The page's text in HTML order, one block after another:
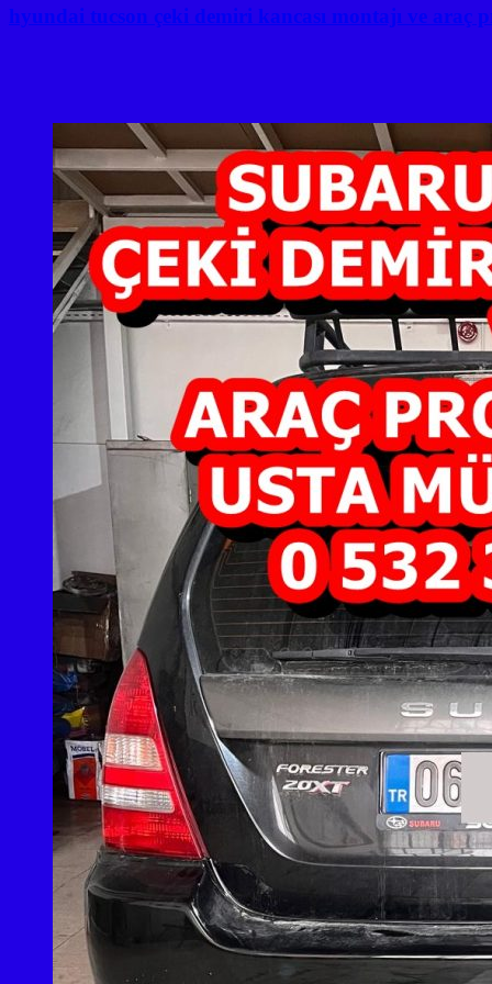
gezinmesi
hyundai tucson çeki demiri kancası montajı ve araç